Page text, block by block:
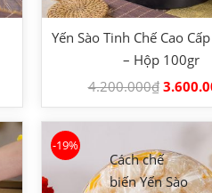
Yến Sào Tinh Chế Cao
– Hộp 100gr
4.200.000₫
-19%
Cách chế
biến Yến Sào